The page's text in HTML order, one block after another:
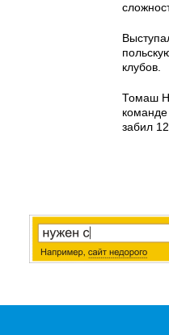
клубов.
Томаш
забил